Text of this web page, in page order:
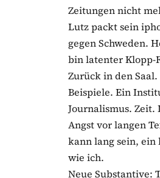
Zeitungen nicht
Lutz packt sein
gegen Schweden.
bin latenter Klopp-
Zurück in den
Beispiele. Ein
Journalismus. Zeit.
Angst vor langen
kann lang sein, ein
wie ich.
Neue Substantive: